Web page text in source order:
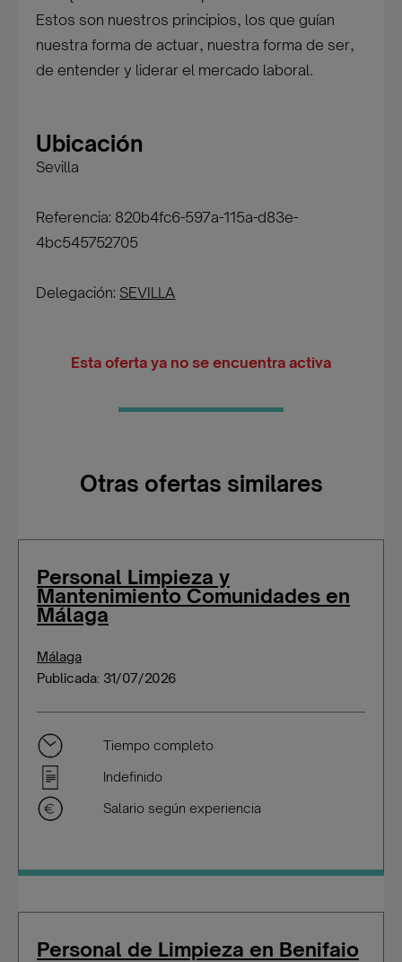
Estos son nuestros principios, los que guían
nuestra forma de actuar, nuestra forma de ser,
de entender y liderar el mercado laboral.
Ubicación
Sevilla
Referencia: 820b4fc6-597a-115a-d83e-
4bc545752705
Delegación: SEVILLA
Esta oferta ya no se encuentra activa
Otras ofertas similares
Personal Limpieza y
Mantenimiento Comunidades en
Málaga
Málaga
Publicada: 31/07/2026
Tiempo completo
Indefinido
Salario según experiencia
Personal de Limpieza en Benifaio